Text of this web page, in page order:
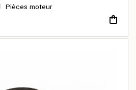
Pièces moteur